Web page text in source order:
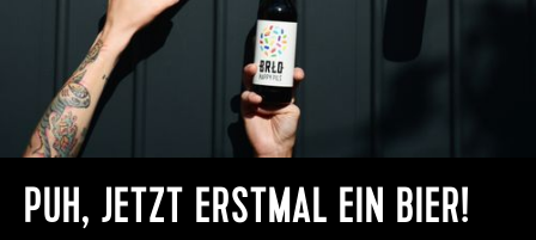
PUH, JETZT ERSTMAL EIN BIER!